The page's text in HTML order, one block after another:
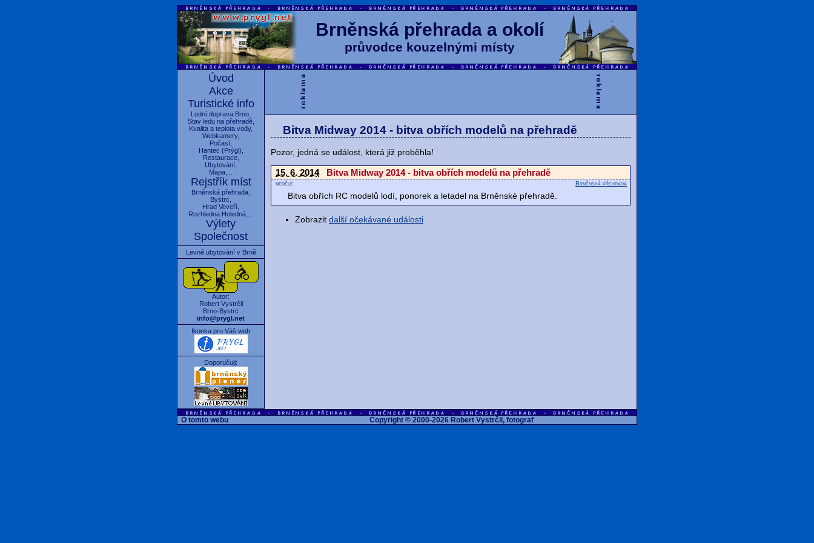
Brněnská přehrada a okolí
průvodce kouzelnými místy
Úvod
Akce
Turistické info
Lodní doprava Brno
Stav ledu na přehradě,
Kvalita a teplota vody,
Webkamery,
Počasí
Hantec (Prýgl),
Restaurace,
Ubytování
Mapa
Rejstřík míst
Brněnská přehrada
Bystrc
Hrad Veveří
Rozhledna Holedná
Výlety
Společnost
Levné ubytování v Brně
Autor:
Robert Vystrčil
Brno-Bystrc
info@prygl.net
Ikonka pro Váš web
Doporučuji:
Bitva Midway 2014 - bitva obřích modelů na přehradě
Pozor, jedná se událost, která již proběhla!
15. 6. 2014 Bitva Midway 2014 - bitva obřích modelů na přehradě
Brněnská přehrada
neděle
Bitva obřích RC modelů lodí, ponorek a letadel na Brněnské přehradě.
Zobrazit další očekávané události
O tomto webu Copyright © 2000-2026 Robert Vystrčil, fotograf